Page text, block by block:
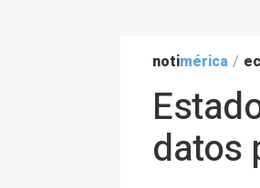
notimérica /
datos